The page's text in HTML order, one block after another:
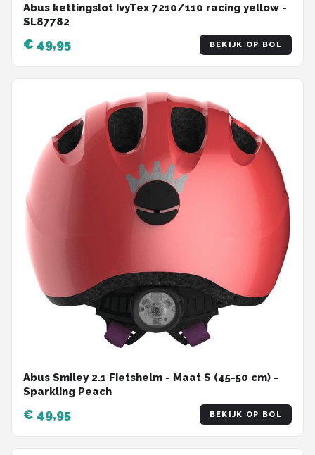
Abus kettingslot IvyTex 7210/110 racing yellow -
SL87782
€ 49,95 BEKIJK OP BOL
Abus Smiley 2.1 Fietshelm - Maat S (45-50 cm) -
Sparkling Peach
€ 49,95 BEKIJK OP BOL